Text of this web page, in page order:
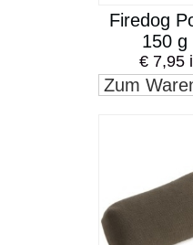
Firedog
150 g
€ 7,95
Zum